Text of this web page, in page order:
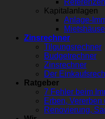
Kapitalanlagen
Anlage-
Zinsrechner
Tilgungsrechner
Budgetrechner
Zinsrechner
Der
Ratgeber
7 Fehler beim
Erben,
Renovierung,